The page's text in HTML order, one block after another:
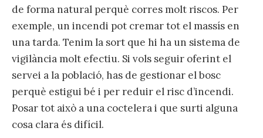
de forma natural perquè corres molt riscos. Per
exemple, un incendi pot cremar tot el massís en
una tarda. Tenim la sort que hi ha un sistema de
vigilància molt efectiu. Si vols seguir oferint el
servei a la població, has de gestionar el bosc
perquè estigui bé i per reduir el risc d’incendi.
Posar tot això a una coctelera i que surti alguna
cosa clara és difícil.